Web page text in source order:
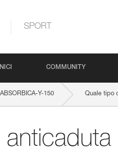
SPORT
COMMUNITY
ABSORBICA-Y-150 Quale tipo